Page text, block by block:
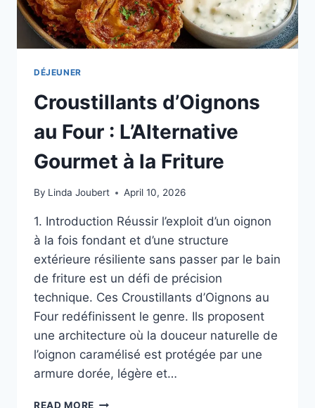
DÉJEUNER
Croustillants d’Oignons
au Four : L’Alternative
Gourmet à la Friture
By Linda Joubert April 10, 2026
1. Introduction Réussir l’exploit d’un oignon
à la fois fondant et d’une structure
extérieure résiliente sans passer par le bain
de friture est un défi de précision
technique. Ces Croustillants d’Oignons au
Four redéfinissent le genre. Ils proposent
une architecture où la douceur naturelle de
l’oignon caramélisé est protégée par une
armure dorée, légère et…
READ MORE CROUSTILLANTS